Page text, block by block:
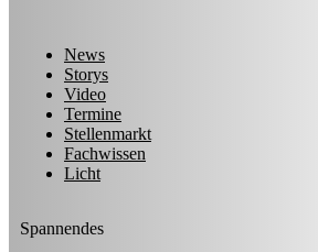
News
Storys
Video
Termine
Stellenmarkt
Fachwissen
Licht
Spannendes